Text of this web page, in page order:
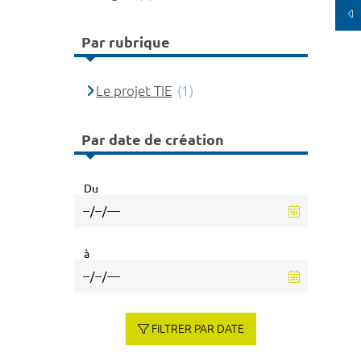
Par rubrique
Le projet TIE (1)
Par date de création
Du
à
FILTRER PAR DATE